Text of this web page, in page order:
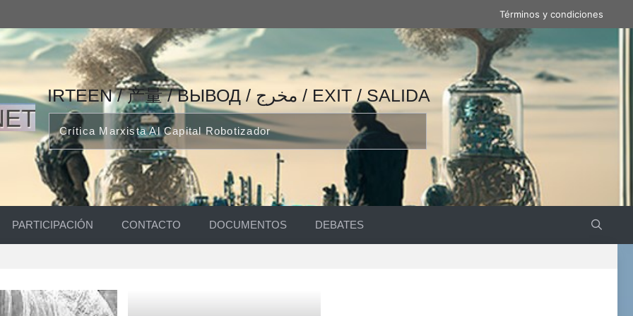
Términos y condiciones
IRTEEN / 产量 / ВЫВОД / مخرج / EXIT / SALIDA
Crítica Marxista Al Capital Robotizador
PARTICIPACIÓN CONTACTO DOCUMENTOS DEBATES